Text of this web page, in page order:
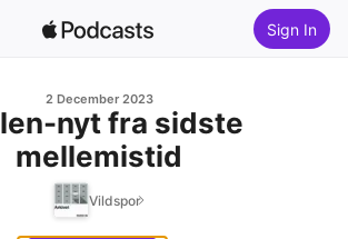
Sign In
2 December 2023
nyt fra sidste
mellemistid
Vildspor